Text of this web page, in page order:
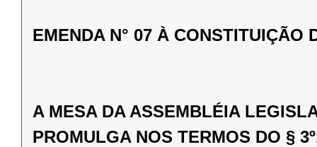
EMENDA N° 07 À CONSTITUIÇÃO
A MESA DA ASSEMBLÉIA
PROMULGA NOS TERMOS DO §